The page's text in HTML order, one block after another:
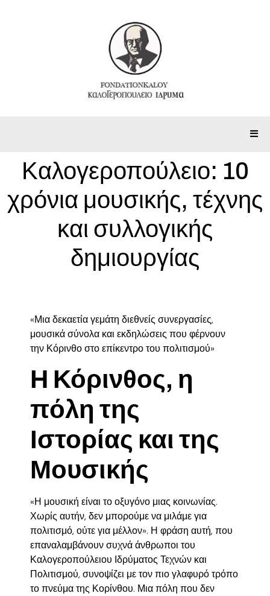
Καλογεροπούλειο: 10
χρόνια μουσικής, τέχνης
και συλλογικής
δημιουργίας
«Μια δεκαετία γεμάτη διεθνείς συνεργασίες,
μουσικά σύνολα και εκδηλώσεις που φέρνουν
την Κόρινθο στο επίκεντρο του πολιτισμού»
Η Κόρινθος, η
πόλη της
Ιστορίας και της
Μουσικής
«Η μουσική είναι το οξυγόνο μιας κοινωνίας.
Χωρίς αυτήν, δεν μπορούμε να μιλάμε για
πολιτισμό, ούτε για μέλλον». Η φράση αυτή, που
επαναλαμβάνουν συχνά άνθρωποι του
Καλογεροπούλειου Ιδρύματος Τεχνών και
Πολιτισμού, συνοψίζει με τον πιο γλαφυρό τρόπο
το πνεύμα της Κορίνθου. Μια πόλη που δεν